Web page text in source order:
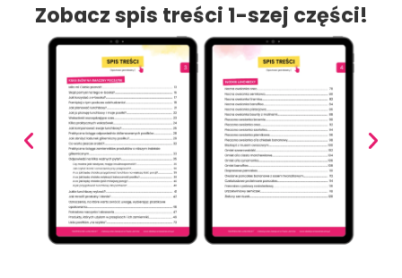
Zobacz spis treści 1-szej części!